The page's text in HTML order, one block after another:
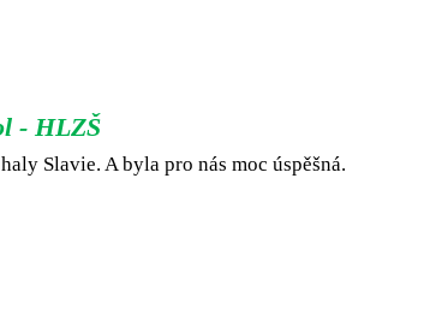
- HLZŠ
Slavie. A byla pro nás moc úspěšná.